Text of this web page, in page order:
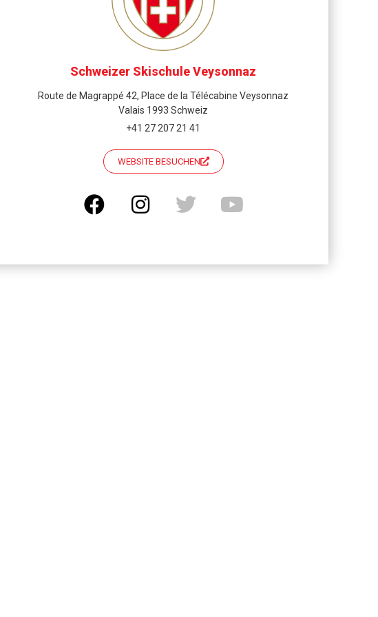
Schweizer Skischule Veysonnaz
Route de Magrappé 42, Place de la Télécabine Veysonnaz
Valais 1993 Schweiz
+41 27 207 21 41
WEBSITE BESUCHEN